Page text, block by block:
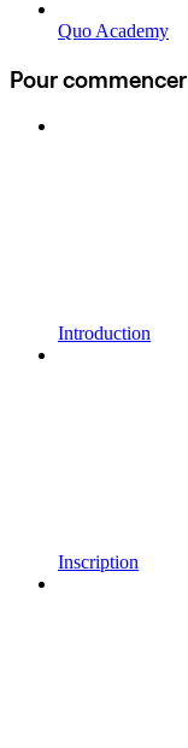
Quo Academy
Pour commencer
Introduction
Inscription